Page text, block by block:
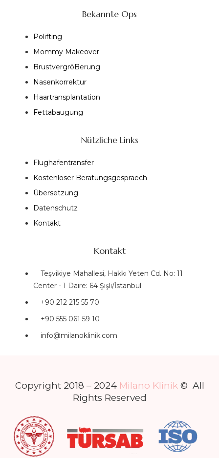
Bekannte Ops
Polifting
Mommy Makeover
BrustvergröBerung
Nasenkorrektur
Haartransplantation
Fettabaugung
Nützliche Links
Flughafentransfer
Kostenloser Beratungsgespraech
Übersetzung
Datenschutz
Kontakt
Kontakt
Teşvikiye Mahallesi, Hakkı Yeten Cd. No: 11
Center - 1 Daire: 64 Şişli/İstanbul
+90 212 215 55 70
+90 555 061 59 10
info@milanoklinik.com
Copyright 2018 – 2024 Milano Klinik© All
Rights Reserved